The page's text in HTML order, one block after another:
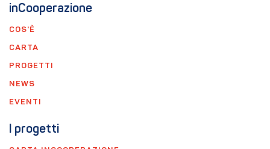
inCooperazione
COS'È
CARTA
PROGETTI
NEWS
EVENTI
I progetti